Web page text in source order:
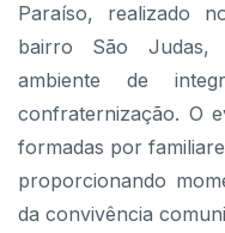
Paraíso, realizado
bairro São Judas,
ambiente de
confraternização. O
formadas por
proporcionando
da convivência